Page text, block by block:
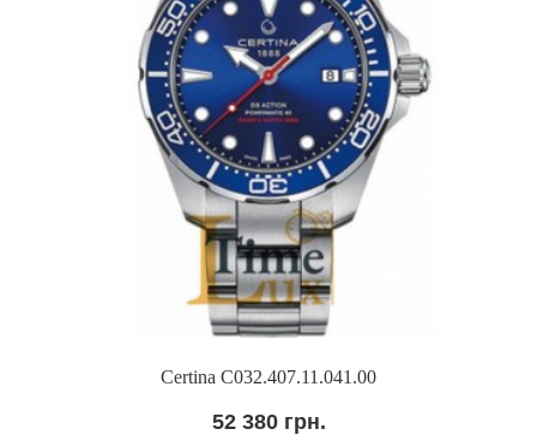
Certina C032.407.11.041.00
52 380 грн.